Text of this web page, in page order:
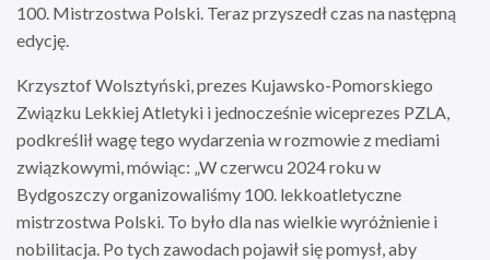
100. Mistrzostwa Polski. Teraz przyszedł czas na następną
edycję.
Krzysztof Wolsztyński, prezes Kujawsko-Pomorskiego
Związku Lekkiej Atletyki i jednocześnie wiceprezes PZLA,
podkreślił wagę tego wydarzenia w rozmowie z mediami
związkowymi, mówiąc: „W czerwcu 2024 roku w
Bydgoszczy organizowaliśmy 100. lekkoatletyczne
mistrzostwa Polski. To było dla nas wielkie wyróżnienie i
nobilitacja. Po tych zawodach pojawił się pomysł, aby